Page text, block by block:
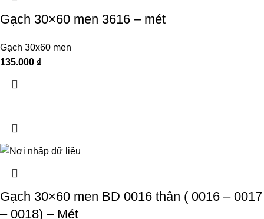
Gạch 30×60 men 3616 – mét
Gạch 30x60 men
135.000 ₫
Gạch 30×60 men BD 0016 thân ( 0016 – 0017
– 0018) – Mét